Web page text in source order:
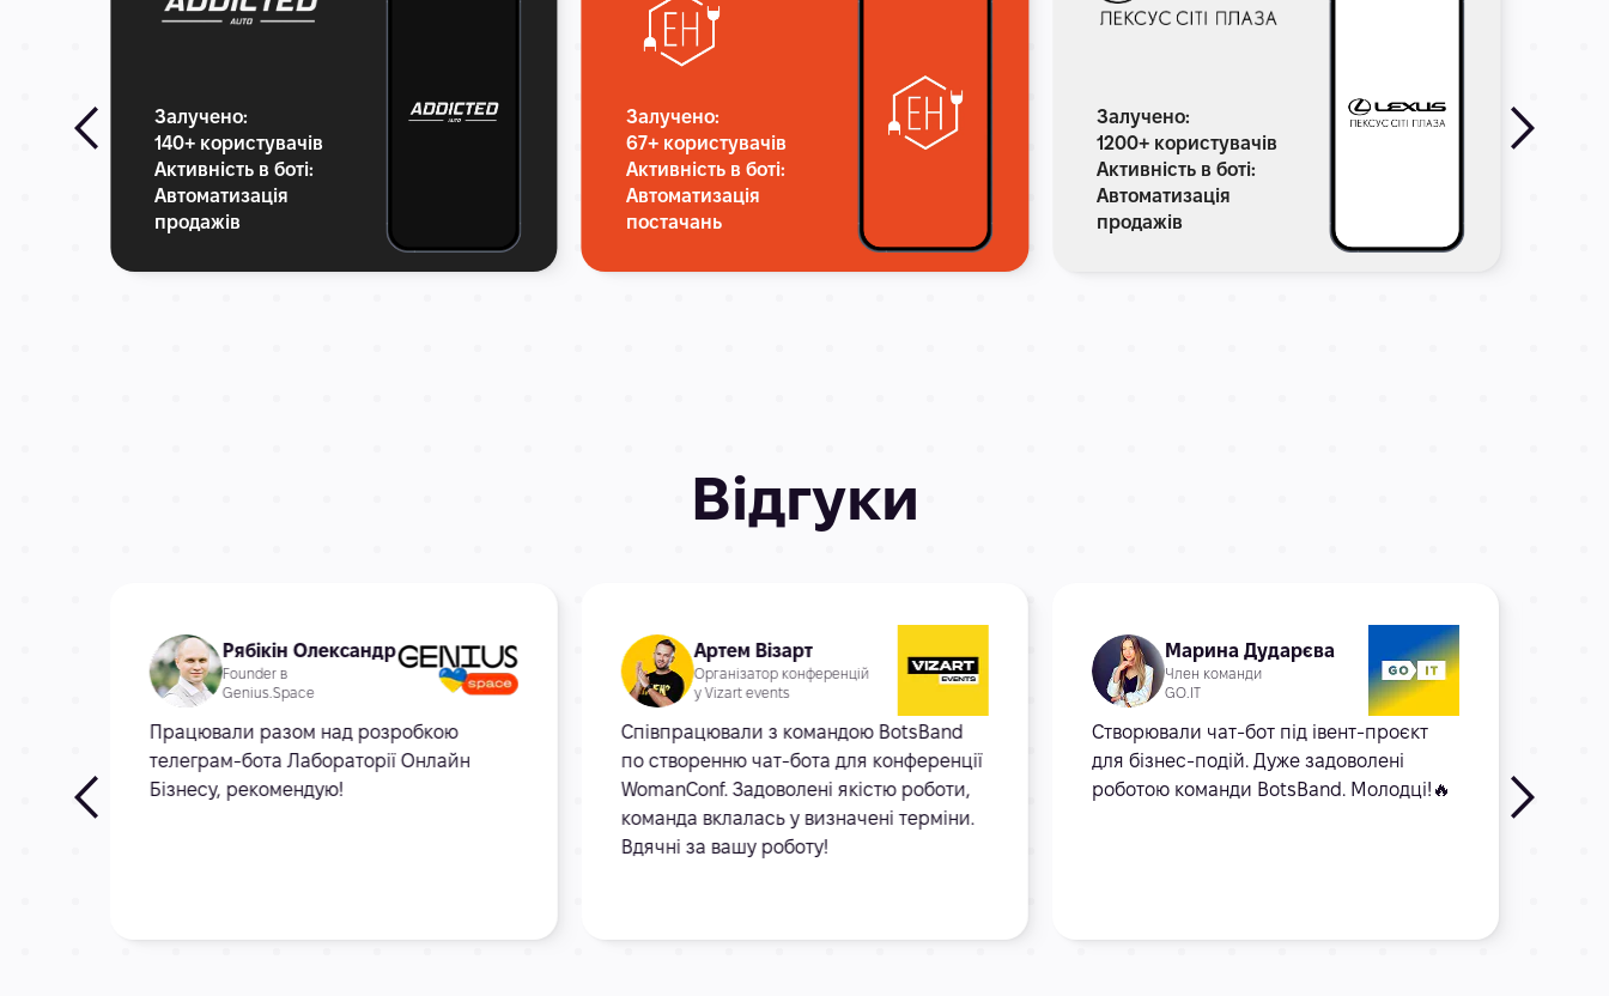
Залучено:
140+ користувачів
Активність в боті:
Автоматизація
продажів
Залучено:
67+ користувачів
Активність в боті:
Автоматизація
постачань
Залучено:
1200+ користувачів
Активність в боті:
Автоматизація
продажів
Відгуки
Рябікін Олександр
Founder в
Genius.Space
Працювали разом над розробкою
телеграм-бота Лабораторії Онлайн
Бізнесу, рекомендую!
Артем Візарт
Організатор конференцій
у Vizart events
Співпрацювали з командою BotsBand
по створенню чат-бота для конференції
WomanConf. Задоволені якістю роботи,
команда вклалась у визначені терміни.
Вдячні за вашу роботу!
Марина Дударєва
Член команди
GO.IT
Створювали чат-бот під івент-проєкт
для бізнес-подій. Дуже задоволені
роботою команди BotsBand. Молодці!🔥